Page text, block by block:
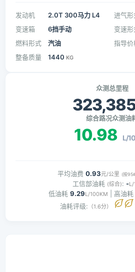
发动机 2.0T 300马力 L4 进气形
变速箱
6挡手动 变速形
燃料形式
汽油 指导价
整备质量 1440 KG
众测总里程
综合路况众测油
10.98 L/
平均油费 0.93元/公里 (按
工信部油耗 (综合): -L/
低油耗 9.29L/100KM | 高油耗
油耗评级: （1.6分）